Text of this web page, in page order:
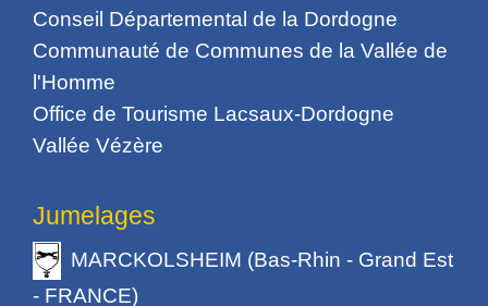
Conseil Départemental de la Dordogne
Communauté de Communes de la Vallée de
l'Homme
Office de Tourisme Lacsaux-Dordogne
Vallée Vézère
Jumelages
MARCKOLSHEIM (Bas-Rhin - Grand Est
- FRANCE)